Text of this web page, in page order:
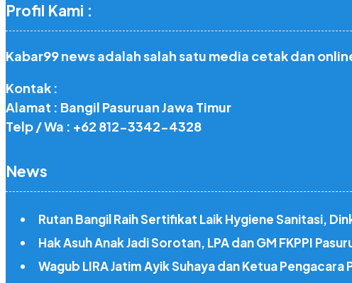
Profil Kami :
Kabar99 news adalah salah satu media cetak dan
Kontak :
Alamat : Bangil Pasuruan Jawa Timur
Telp / Wa : +62 812-3342-4328
News
Rutan Bangil Raih Sertifikat Laik Hygiene Sanitasi,
Hak Asuh Anak Jadi Sorotan, LPA dan GM FKPPI
Wagub LIRA Jatim Ayik Suhaya dan Ketua